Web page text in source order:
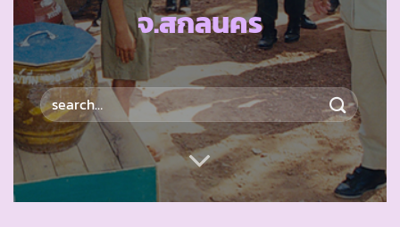
จ.สกลนคร